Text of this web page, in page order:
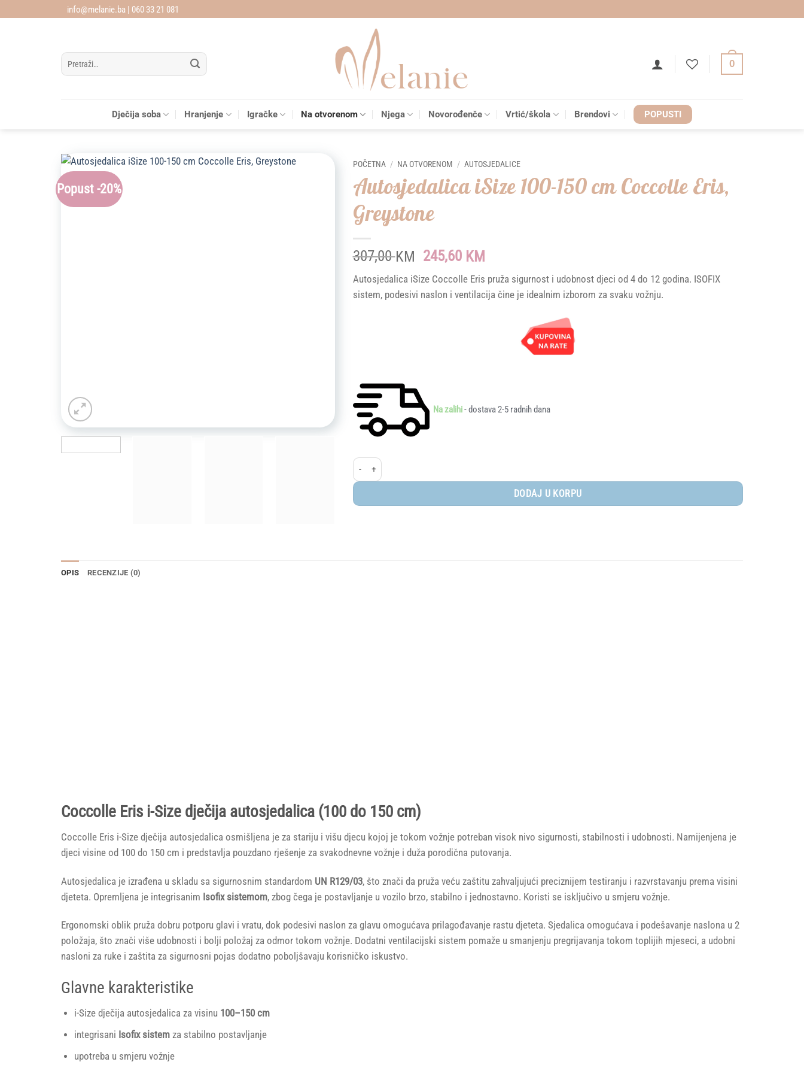
info@melanie.ba | 060 33 21 081
Pretraži:
0
Dječija soba Hranjenje Igračke Na otvorenom Njega Novorođenče Vrtić/škola Brendovi POPUSTI
Popust -20%
POČETNA / NA OTVORENOM / AUTOSJEDALICE
Autosjedalica iSize 100-150 cm Coccolle Eris,
Greystone
307,00KM Original
was:
307,00 KM.
245,60 KMCurrent
is:
245,60 KM.
Autosjedalica iSize Coccolle Eris pruža sigurnost i udobnost djeci od 4 do 12 godina. ISOFIX
sistem, podesivi naslon i ventilacija čine je idealnim izborom za svaku vožnju.
Na zalihi- dostava 2-5 radnih dana
Autosjedalica iSize 100-150 cm Coccolle Eris, Greystone količina
DODAJ U KORPU
OPIS RECENZIJE (0)
Coccolle Eris i-Size dječija autosjedalica (100 do 150 cm)
Coccolle Eris i-Size dječija autosjedalica osmišljena je za stariju i višu djecu kojoj je tokom vožnje potreban visok nivo sigurnosti, stabilnosti i udobnosti. Namijenjena je
djeci visine od 100 do 150 cm i predstavlja pouzdano rješenje za svakodnevne vožnje i duža porodična putovanja.
Autosjedalica je izrađena u skladu sa sigurnosnim standardom UN R129/03, što znači da pruža veću zaštitu zahvaljujući preciznijem testiranju i razvrstavanju prema visini
djeteta. Opremljena je integrisanim Isofix sistemom, zbog čega je postavljanje u vozilo brzo, stabilno i jednostavno. Koristi se isključivo u smjeru vožnje.
Ergonomski oblik pruža dobru potporu glavi i vratu, dok podesivi naslon za glavu omogućava prilagođavanje rastu djeteta. Sjedalica omogućava i podešavanje naslona u 2
položaja, što znači više udobnosti i bolji položaj za odmor tokom vožnje. Dodatni ventilacijski sistem pomaže u smanjenju pregrijavanja tokom toplijih mjeseci, a udobni
nasloni za ruke i zaštita za sigurnosni pojas dodatno poboljšavaju korisničko iskustvo.
Glavne karakteristike
i-Size dječija autosjedalica za visinu 100–150 cm
integrisani Isofix sistemza stabilno postavljanje
upotreba u smjeru vožnje